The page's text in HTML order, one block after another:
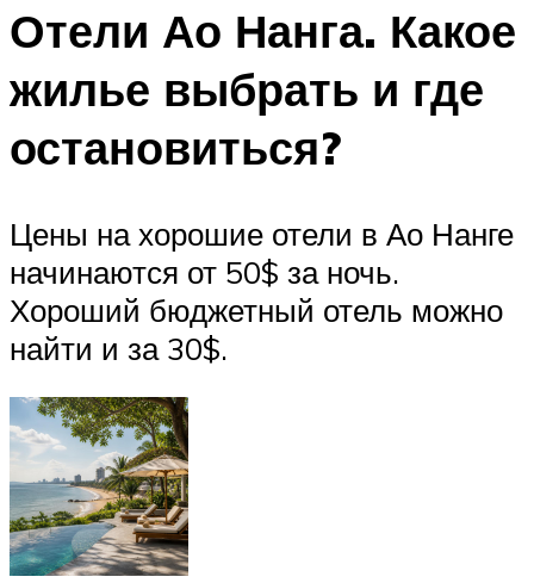
Отели Ао Нанга. Какое
жилье выбрать и где
остановиться?
Цены на хорошие отели в Ао Нанге
начинаются от 50$ за ночь.
Хороший бюджетный отель можно
найти и за 30$.